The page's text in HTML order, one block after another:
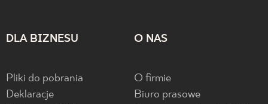
DLA BIZNESU
Pliki do pobrania
Deklaracje
O NAS
O firmie
Biuro prasowe